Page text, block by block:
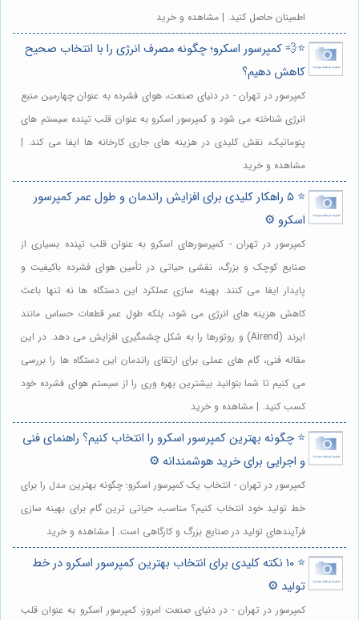
اطمینان حاصل کنید. | مشاهده و خرید
⭐️💨 کمپرسور اسکرو؛ چگونه مصرف انرژی را با انتخاب صحیح
کاهش دهیم؟
کمپرسور در تهران - در دنیای صنعت، هوای فشرده به عنوان چهارمین منبع
انرژی شناخته می شود و کمپرسور اسکرو به عنوان قلب تپنده سیستم های
پنوماتیک، نقش کلیدی در هزینه های جاری کارخانه ها ایفا می کند. |
مشاهده و خرید
⭐️ ۵ راهکار کلیدی برای افزایش راندمان و طول عمر کمپرسور
اسکرو ⚙️
کمپرسور در تهران - کمپرسورهای اسکرو به عنوان قلب تپنده بسیاری از
صنایع کوچک و بزرگ، نقشی حیاتی در تأمین هوای فشرده باکیفیت و
پایدار ایفا می کنند. بهینه سازی عملکرد این دستگاه ها نه تنها باعث
کاهش هزینه های انرژی می شود، بلکه طول عمر قطعات حساس مانند
ایرند (Airend) و روتورها را به شکل چشمگیری افزایش می دهد. در این
مقاله فنی، گام های عملی برای ارتقای راندمان این دستگاه ها را بررسی
می کنیم تا شما بتوانید بیشترین بهره وری را از سیستم هوای فشرده خود
کسب کنید. | مشاهده و خرید
⭐️ چگونه بهترین کمپرسور اسکرو را انتخاب کنیم؟ راهنمای فنی
و اجرایی برای خرید هوشمندانه ⚙️
کمپرسور در تهران - انتخاب یک کمپرسور اسکرو؛ چگونه بهترین مدل را برای
خط تولید خود انتخاب کنیم؟ مناسب، حیاتی ترین گام برای بهینه سازی
فرآیندهای تولید در صنایع بزرگ و کارگاهی است. | مشاهده و خرید
⭐️ ۱۰ نکته کلیدی برای انتخاب بهترین کمپرسور اسکرو در خط
تولید ⚙️
کمپرسور در تهران - در دنیای صنعت امروز، کمپرسور اسکرو به عنوان قلب